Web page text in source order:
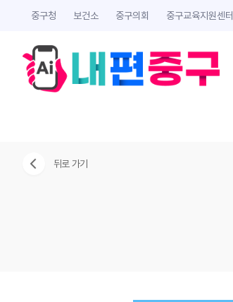
중구청 보건소 중구의회 중구교육지원센터
뒤로 가기